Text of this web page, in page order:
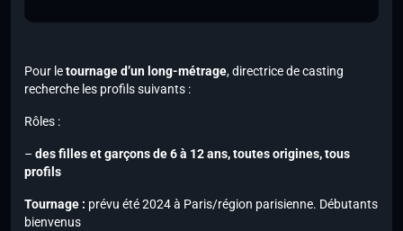
Pour letournage d’un long-métrage, directrice de casting
recherche les profils suivants :
Rôles :
– des filles et garçons de 6 à 12 ans, toutes origines, tous
profils
Tournage : prévu été 2024 à Paris/région parisienne. Débutants
bienvenus